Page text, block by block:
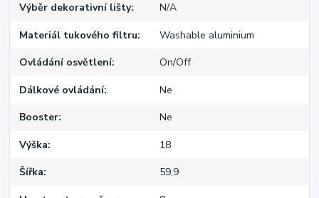
Výběr dekorativní lišty N/A
Materiál tukového filtru Washable aluminium
Ovládání osvětlení On/Off
Dálkové ovládání Ne
Booster Ne
Výška 18
Šířka 59,9